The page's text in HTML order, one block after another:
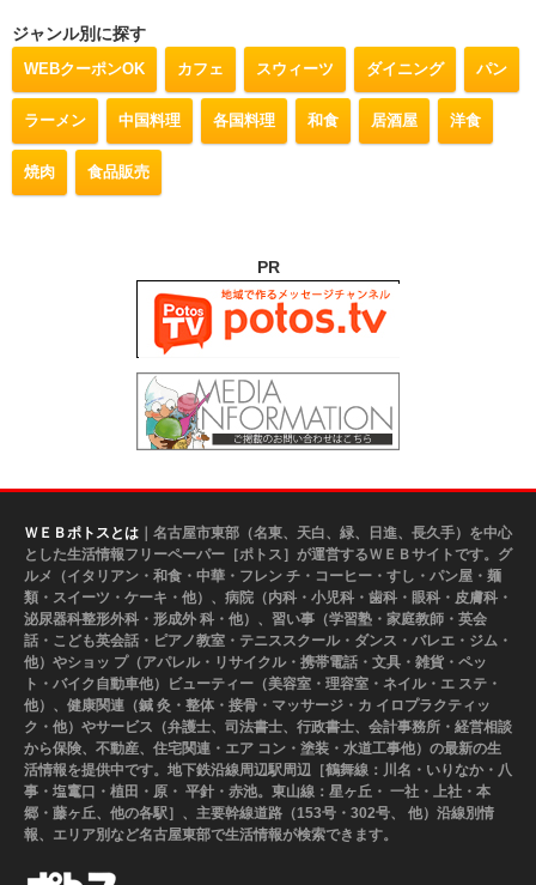
ジャンル別に探す
WEBクーポンOK カフェ スウィーツ ダイニング パン
ラーメン 中国料理 各国料理 和食 居酒屋 洋食
焼肉 食品販売
PR
ＷＥＢポトスとは ｜名古屋市東部（名東、天白、緑、日進、長久手）を中心
とした生活情報フリーペーパー［ポトス］が運営するＷＥＢサイトです。グ
ルメ（イタリアン・和食・中華・フレン チ・コーヒー・すし・パン屋・麺
類・スイーツ・ケーキ・他）、病院（内科・小児科・歯科・眼科・皮膚科・
泌尿器科整形外科・形成外 科・他）、習い事（学習塾・家庭教師・英会
話・こども英会話・ピアノ教室・テニススクール・ダンス・バレエ・ジム・
他）やショッ プ（アパレル・リサイクル・携帯電話・文具・雑貨・ペッ
ト・バイク自動車他）ビューティー（美容室・理容室・ネイル・エ ステ・
他）、健康関連（鍼 灸・整体・接骨・マッサージ・カ イロプラクティッ
ク・他）やサービス（弁護士、司法書士、行政書士、会計事務所・経営相談
から保険、不動産、住宅関連・エア コン・塗装・水道工事他）の最新の生
活情報を提供中です。地下鉄沿線周辺駅周辺［鶴舞線：川名・いりなか・八
事・塩竃口・植田・原・ 平針・赤池。東山線：星ヶ丘・ 一社・上社・本
郷・藤ヶ丘、他の各駅］、主要幹線道路（153号・302号、 他）沿線別情
報、エリア別など名古屋東部で生活情報が検索できます。